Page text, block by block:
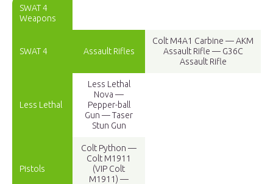
SWAT 4
Weapons
SWAT 4 Assault Rifles
Colt M4A1 Carbine — AKM
Assault Rifle — G36C
Assault Rifle
Less Lethal
Less Lethal
Nova —
Pepper-ball
Gun — Taser
Stun Gun
Pistols
Colt Python —
Colt M1911
(VIP Colt
M1911) —